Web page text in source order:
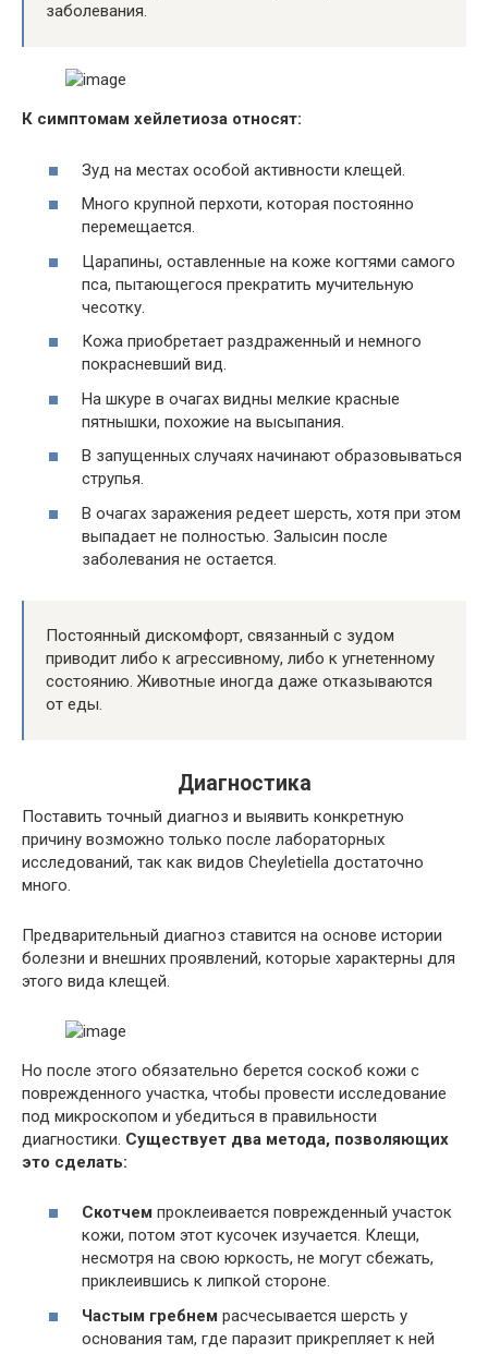
заболевания.
К симптомам хейлетиоза относят:
Зуд на местах особой активности клещей.
Много крупной перхоти, которая постоянно
перемещается.
Царапины, оставленные на коже когтями самого
пса, пытающегося прекратить мучительную
чесотку.
Кожа приобретает раздраженный и немного
покрасневший вид.
На шкуре в очагах видны мелкие красные
пятнышки, похожие на высыпания.
В запущенных случаях начинают образовываться
струпья.
В очагах заражения редеет шерсть, хотя при этом
выпадает не полностью. Залысин после
заболевания не остается.
Постоянный дискомфорт, связанный с зудом
приводит либо к агрессивному, либо к угнетенному
состоянию. Животные иногда даже отказываются
от еды.
Диагностика
Поставить точный диагноз и выявить конкретную
причину возможно только после лабораторных
исследований, так как видов Cheyletiella достаточно
много.
Предварительный диагноз ставится на основе истории
болезни и внешних проявлений, которые характерны для
этого вида клещей.
Но после этого обязательно берется соскоб кожи с
поврежденного участка, чтобы провести исследование
под микроскопом и убедиться в правильности
диагностики. Существует два метода, позволяющих
это сделать:
Скотчем проклеивается поврежденный участок
кожи, потом этот кусочек изучается. Клещи,
несмотря на свою юркость, не могут сбежать,
приклеившись к липкой стороне.
Частым гребнем расчесывается шерсть у
основания там, где паразит прикрепляет к ней